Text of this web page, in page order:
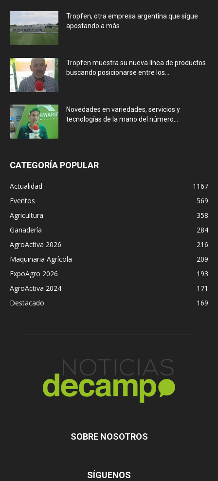
Tropfen, otra empresa argentina que sigue
apostando a más.
Tropfen muestra su nueva línea de productos
buscando posicionarse entre los...
Novedades en variedades, servicios y
tecnologías de la mano del número...
CATEGORÍA POPULAR
Actualidad
1167
Eventos
569
Agricultura
358
Ganadería
284
AgroActiva 2026
216
Maquinaria Agrícola
209
ExpoAgro 2026
193
AgroActiva 2024
171
Destacado
169
SOBRE NOSOTROS
SÍGUENOS